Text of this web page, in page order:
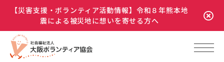
【災害支援・ボランティア活動情報】令和８年熊本地
震による被災地に想いを寄せる方へ